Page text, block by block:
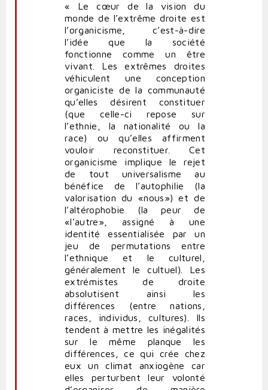
« Le cœur de la vision du
monde de l’extrême droite est
l’organicisme, c’est-à-dire
l’idée que la société
fonctionne comme un être
vivant. Les extrêmes droites
véhiculent une conception
organiciste de la communauté
qu’elles désirent constituer
(que celle-ci repose sur
l’ethnie, la nationalité ou la
race) ou qu’elles affirment
vouloir reconstituer. Cet
organicisme implique le rejet
de tout universalisme au
bénéfice de l’autophilie (la
valorisation du «nous») et de
l’altérophobie (la peur de
«l’autre», assigné à une
identité essentialisée par un
jeu de permutations entre
l’ethnique et le culturel,
généralement le cultuel). Les
extrémistes de droite
absolutisent ainsi les
différences (entre nations,
races, individus, cultures). Ils
tendent à mettre les inégalités
sur le même planque les
différences, ce qui crée chez
eux un climat anxiogène car
elles perturbent leur volonté